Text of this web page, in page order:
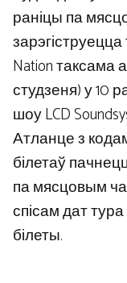
раніцы па
Nation таксама
студзеня) у 10
шоу LCD
Атланце з
білетаў
па мясцовым
спісам дат
білеты.